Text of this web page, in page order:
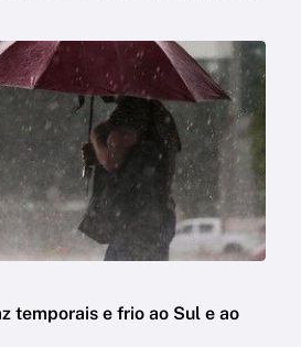
temporais e frio ao Sul e ao